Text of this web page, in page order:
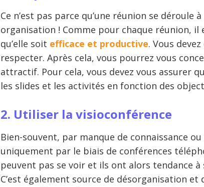
Ce n’est pas parce qu’une réunion se
organisation ! Comme pour chaque réunion,
qu’elle soit efficace et productive. Vous
respecter. Après cela, vous pourrez vous
attractif. Pour cela, vous devez vous assurer
les slides et les activités en fonction des
2. Utiliser la visioconférence
Bien-souvent, par manque de connaissance
uniquement par le biais de conférences
peuvent pas se voir et ils ont alors tendance
C’est également source de désorganisation